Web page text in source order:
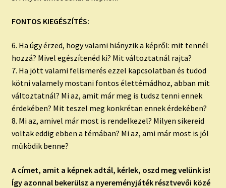
FONTOS KIEGÉSZÍTÉS:
6. Ha úgy érzed, hogy valami hiányzik a képről: mit tennél
hozzá? Mivel egészítenéd ki? Mit változtatnál rajta?
7. Ha jött valami felismerés ezzel kapcsolatban és tudod
kötni valamely mostani fontos élettémádhoz, abban mit
változtatnál? Mi az, amit már meg is tudsz tenni ennek
érdekében? Mit teszel meg konkrétan ennek érdekében?
8. Mi az, amivel már most is rendelkezel? Milyen sikereid
voltak eddig ebben a témában? Mi az, ami már most is jól
működik benne?
A címet, amit a képnek adtál, kérlek, oszd meg velünk is!
Így azonnal bekerülsz a nyereményjáték résztvevői közé